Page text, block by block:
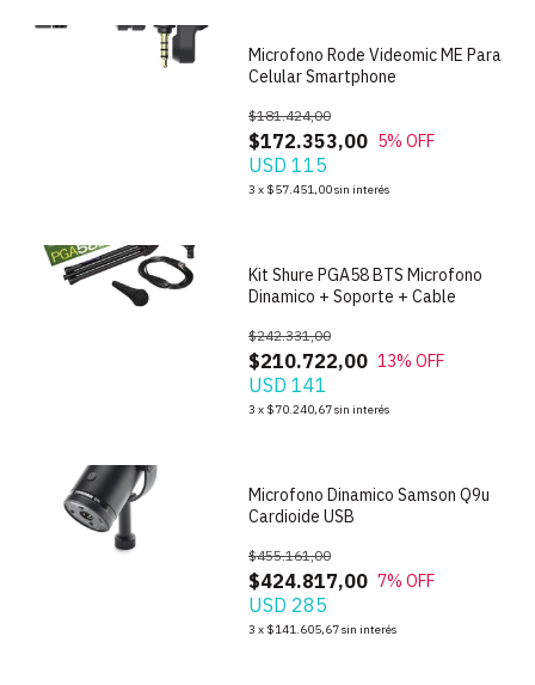
Microfono Rode Videomic ME Para
Celular Smartphone
$172.353,00
$181.424,00
5% OFF
USD 115
3 x $57.451,00sin interés
Kit Shure PGA58 BTS Microfono
Dinamico + Soporte + Cable
$210.722,00
$242.331,00
13% OFF
USD 141
3 x $70.240,67sin interés
Microfono Dinamico Samson Q9u
Cardioide USB
$424.817,00
$455.161,00
7% OFF
USD 285
3 x $141.605,67sin interés